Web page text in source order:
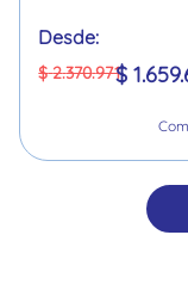
Desde:
$ 2.370.971$ 1.659.